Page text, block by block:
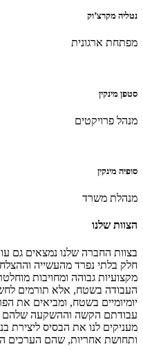
נטליה מקרצ’וק
מפתחת ארגונית
סטפן מינקין
מנהל פרויקטים
סופיה מינקין
מנהלת משרד
הצוות שלנו
בצוות החברה שלנו נמצאים גם
חלק בלתי נפרד מהעשייה
מקצועיות גבוהה ומחויבות
העבודה בשטח, אלא תורמים
יומיומיים בשטח, ומביאים את
עבודתם הקשה וההשקעה שלהם
מעניקים לנו את הבסיס ליצירת
ותחושת אחריות, שהם הערכים